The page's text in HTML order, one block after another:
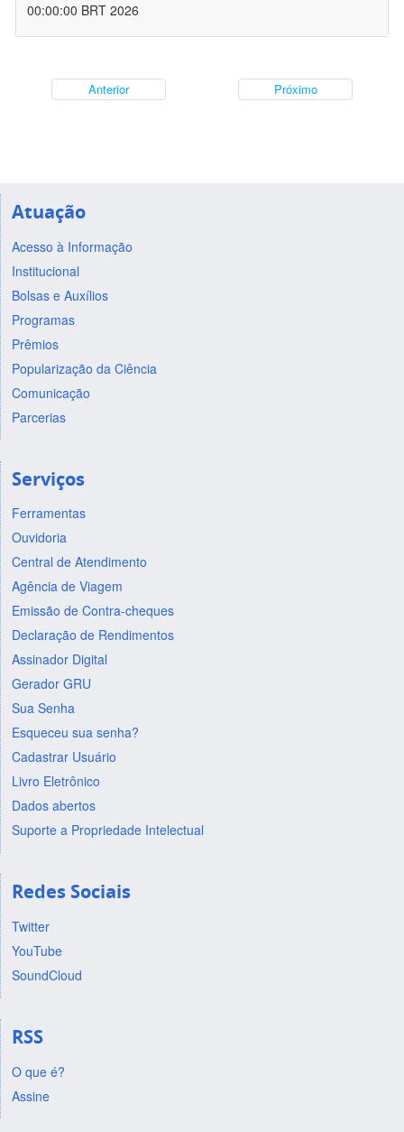
00:00:00 BRT 2026
Anterior Próximo
Atuação
Acesso à Informação
Institucional
Bolsas e Auxílios
Programas
Prêmios
Popularização da Ciência
Comunicação
Parcerias
Serviços
Ferramentas
Ouvidoria
Central de Atendimento
Agência de Viagem
Emissão de Contra-cheques
Declaração de Rendimentos
Assinador Digital
Gerador GRU
Sua Senha
Esqueceu sua senha?
Cadastrar Usuário
Livro Eletrônico
Dados abertos
Suporte a Propriedade Intelectual
Redes Sociais
Twitter
YouTube
SoundCloud
RSS
O que é?
Assine